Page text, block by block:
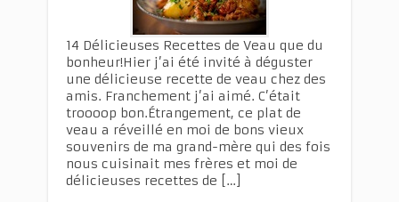
14 Délicieuses Recettes de Veau que du
bonheur!Hier j’ai été invité à déguster
une délicieuse recette de veau chez des
amis. Franchement j’ai aimé. C’était
troooop bon.Étrangement, ce plat de
veau a réveillé en moi de bons vieux
souvenirs de ma grand-mère qui des fois
nous cuisinait mes frères et moi de
délicieuses recettes de […]